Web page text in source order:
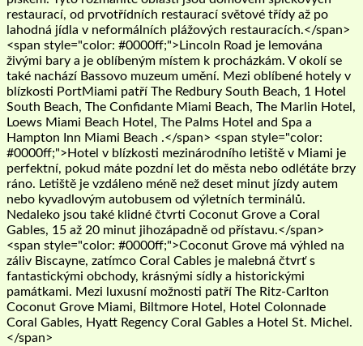
restaurací, od prvotřídních restaurací světové třídy až po
lahodná jídla v neformálních plážových restauracích.</span>
<span style="color: #0000ff;">Lincoln Road je lemována
živými bary a je oblíbeným místem k procházkám. V okolí se
také nachází Bassovo muzeum umění. Mezi oblíbené hotely v
blízkosti PortMiami patří The Redbury South Beach, 1 Hotel
South Beach, The Confidante Miami Beach, The Marlin Hotel,
Loews Miami Beach Hotel, The Palms Hotel and Spa a
Hampton Inn Miami Beach .</span> <span style="color:
#0000ff;">Hotel v blízkosti mezinárodního letiště v Miami je
perfektní, pokud máte pozdní let do města nebo odlétáte brzy
ráno. Letiště je vzdáleno méně než deset minut jízdy autem
nebo kyvadlovým autobusem od výletních terminálů.
Nedaleko jsou také klidné čtvrti Coconut Grove a Coral
Gables, 15 až 20 minut jihozápadně od přístavu.</span>
<span style="color: #0000ff;">Coconut Grove má výhled na
záliv Biscayne, zatímco Coral Cables je malebná čtvrť s
fantastickými obchody, krásnými sídly a historickými
památkami. Mezi luxusní možnosti patří The Ritz-Carlton
Coconut Grove Miami, Biltmore Hotel, Hotel Colonnade
Coral Gables, Hyatt Regency Coral Gables a Hotel St. Michel.
</span>